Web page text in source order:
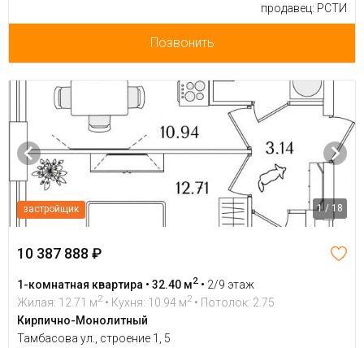
продавец: РСТИ
Позвонить
застройщик 1 / 18
10 387 888 ₽
1-комнатная квартира • 32.40 м2 • 2/9 этаж
Жилая: 12.71 м2 • Кухня: 10.94 м2 • Потолок: 2.75
Кирпично-Монолитный
Тамбасова ул., строение 1, 5